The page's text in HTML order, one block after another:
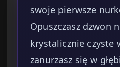
swoje pierwsze
Opuszczasz dzwon
krystalicznie czyste
zanurzasz się w